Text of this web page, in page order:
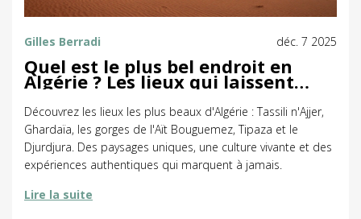
Gilles Berradi déc. 7 2025
Quel est le plus bel endroit en
Algérie ? Les lieux qui laissent
sans voix
Découvrez les lieux les plus beaux d'Algérie : Tassili n'Ajjer,
Ghardaïa, les gorges de l'Aït Bouguemez, Tipaza et le
Djurdjura. Des paysages uniques, une culture vivante et des
expériences authentiques qui marquent à jamais.
Lire la suite